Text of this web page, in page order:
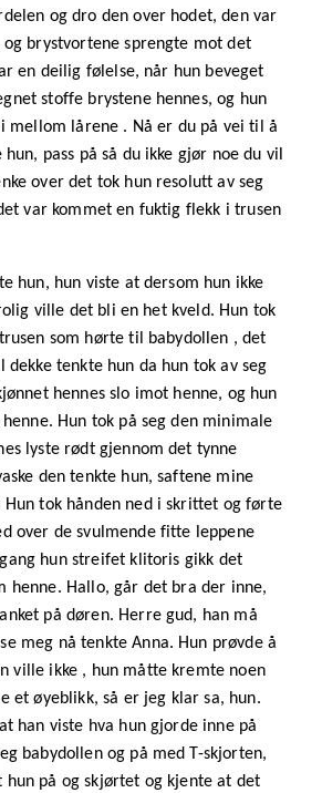
og dro den over hodet, den var
brystvortene sprengte mot det
en deilig følelse, når hun beveget
stoffe brystene hennes, og hun
mellom lårene . Nå er du på vei til å
pass på så du ikke gjør noe du vil
over det tok hun resolutt av seg
var kommet en fuktig flekk i trusen
hun, hun viste at dersom hun ikke
ville det bli en het kveld. Hun tok
som hørte til babydollen , det
dekke tenkte hun da hun tok av seg
hennes slo imot henne, og hun
Hun tok på seg den minimale
lyste rødt gjennom det tynne
den tenkte hun, saftene mine
Hun tok hånden ned i skrittet og førte
over de svulmende fitte leppene
hun streifet klitoris gikk det
henne. Hallo, går det bra der inne,
på døren. Herre gud, han må
meg nå tenkte Anna. Hun prøvde å
ville ikke , hun måtte kremte noen
et øyeblikk, så er jeg klar sa, hun.
han viste hva hun gjorde inne på
babydollen og på med T-skjorten,
hun på og skjørtet og kjente at det